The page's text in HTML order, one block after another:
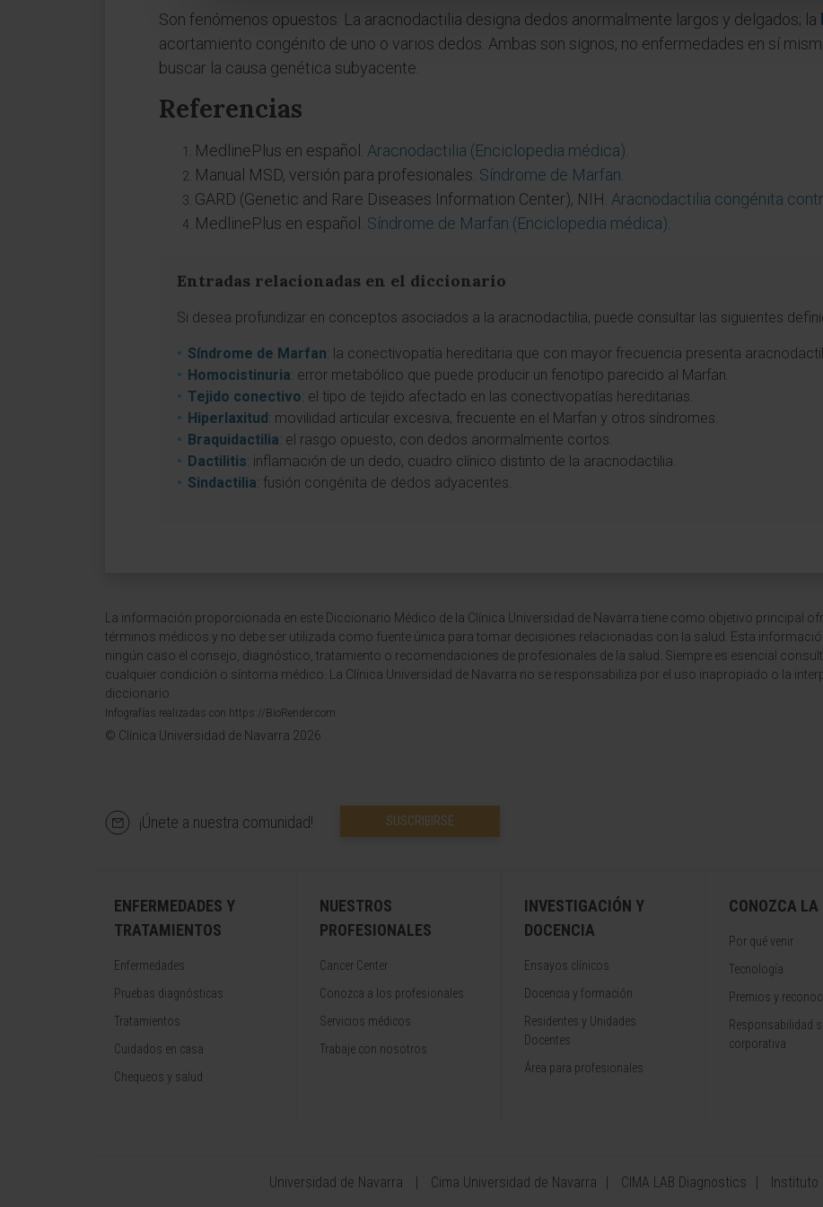
Son fenómenos opuestos. La aracnodactilia designa dedos anormalmente largos y delgados; la
acortamiento congénito de uno o varios dedos. Ambas son signos, no enfermedades en sí
buscar la causa genética subyacente.
Referencias
MedlinePlus en español. Aracnodactilia (Enciclopedia médica)
Manual MSD, versión para profesionales. Síndrome de Marfan
GARD (Genetic and Rare Diseases Information Center), NIH. Aracnodactilia congénita
MedlinePlus en español. Síndrome de Marfan (Enciclopedia médica)
Entradas relacionadas en el diccionario
Si desea profundizar en conceptos asociados a la aracnodactilia, puede consultar las siguientes
Síndrome de Marfan: la conectivopatía hereditaria que con mayor frecuencia presenta
Homocistinuria: error metabólico que puede producir un fenotipo parecido al Marfan.
Tejido conectivo: el tipo de tejido afectado en las conectivopatías hereditarias.
Hiperlaxitud: movilidad articular excesiva, frecuente en el Marfan y otros síndromes.
Braquidactilia: el rasgo opuesto, con dedos anormalmente cortos.
Dactilitis: inflamación de un dedo, cuadro clínico distinto de la aracnodactilia.
Sindactilia: fusión congénita de dedos adyacentes.
La información proporcionada en este Diccionario Médico de la Clínica Universidad de Navarra tiene como objetivo principal
términos médicos y no debe ser utilizada como fuente única para tomar decisiones relacionadas con la salud. Esta
ningún caso el consejo, diagnóstico, tratamiento o recomendaciones de profesionales de la salud. Siempre es esencial
cualquier condición o síntoma médico. La Clínica Universidad de Navarra no se responsabiliza por el uso inapropiado o la
diccionario.
Infografías realizadas con https://BioRender.com
© Clínica Universidad de Navarra 2026
¡Únete a nuestra comunidad! SUSCRIBIRSE
ENFERMEDADES Y
TRATAMIENTOS
Enfermedades
Pruebas diagnósticas
Tratamientos
Cuidados en casa
Chequeos y salud
NUESTROS
PROFESIONALES
Cancer Center
Conozca a los profesionales
Servicios médicos
Trabaje con nosotros
INVESTIGACIÓN Y
DOCENCIA
Ensayos clínicos
Docencia y formación
Residentes y Unidades
Docentes
Área para profesionales
CONOZCA
Por qué venir
Tecnología
Premios y
Responsabilidad
corporativa
Universidad de Navarra Cima Universidad de Navarra CIMA LAB Diagnostics Instituto